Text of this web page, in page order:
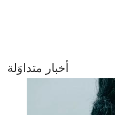
أخبار متداوَلة